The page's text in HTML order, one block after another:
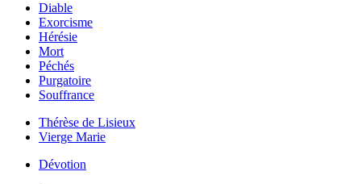
Diable
Exorcisme
Hérésie
Mort
Péchés
Purgatoire
Souffrance
Thérèse de Lisieux
Vierge Marie
Dévotion